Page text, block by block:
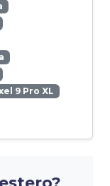
9 Pro XL